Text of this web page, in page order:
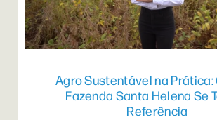
Agro Sustentável na Prática:
Fazenda Santa Helena Se
Referência